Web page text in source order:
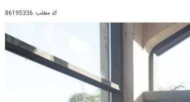
کد مطلب: 86195336